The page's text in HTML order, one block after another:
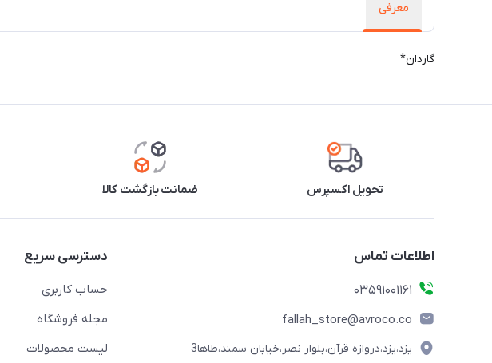
معرفی
گاردان*
تحویل اکسپرس ضمانت بازگشت کالا
اطلاعات تماس
03591001161
fallah_store@avroco.co
یزد،یزد،دروازه قرآن،بلوار نصر،خیابان سمند،طاها3
دسترسی سریع
حساب کاربری
مجله فروشگاه
لیست محصولات